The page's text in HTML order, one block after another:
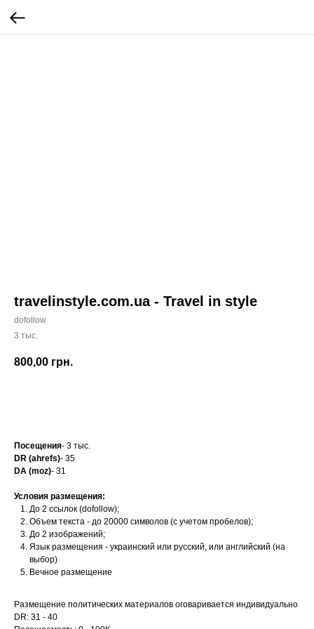
travelinstyle.com.ua - Travel in style
dofollow
3 тыс.
800,00 грн.
Посещения- 3 тыс.
DR (ahrefs)- 35
DA (moz)- 31
Условия размещения:
До 2 ссылок (dofollow);
Объем текста - до 20000 символов (с учетом пробелов);
До 2 изображений;
Язык размещения - украинский или русский, или английский (на
выбор)
Вечное размещение
Размещение политических материалов оговаривается индивидуально
DR: 31 - 40